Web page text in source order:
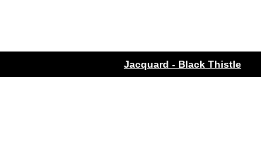
Jacquard - Black Thistle